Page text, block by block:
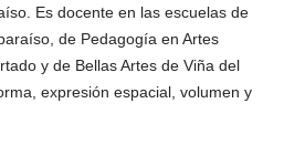
Es docente en las escuelas de
de Pedagogía en Artes
y de Bellas Artes de Viña del
expresión espacial, volumen y